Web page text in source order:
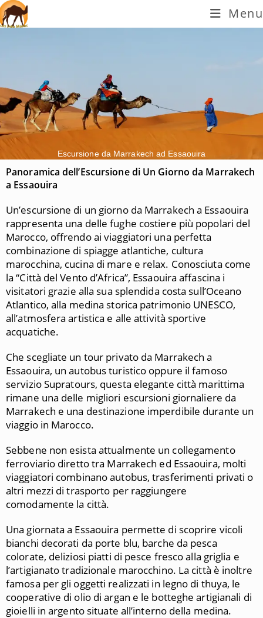
Menu
Escursione da Marrakech ad Essaouira
Panoramica dell’Escursione di Un Giorno da Marrakech
a Essaouira
Un’escursione di un giorno da Marrakech a Essaouira
rappresenta una delle fughe costiere più popolari del
Marocco, offrendo ai viaggiatori una perfetta
combinazione di spiagge atlantiche, cultura
marocchina, cucina di mare e relax. Conosciuta come
la “Città del Vento d’Africa”, Essaouira affascina i
visitatori grazie alla sua splendida costa sull’Oceano
Atlantico, alla medina storica patrimonio UNESCO,
all’atmosfera artistica e alle attività sportive
acquatiche.
Che scegliate un tour privato da Marrakech a
Essaouira, un autobus turistico oppure il famoso
servizioSupratours, questa elegante città marittima
rimane una delle migliori escursioni giornaliere da
Marrakech e una destinazione imperdibile durante un
viaggio in Marocco.
Sebbene non esista attualmente un collegamento
ferroviario diretto tra Marrakech ed Essaouira, molti
viaggiatori combinano autobus, trasferimenti privati o
altri mezzi di trasporto per raggiungere
comodamente la città.
Una giornata a Essaouira permette di scoprire vicoli
bianchi decorati da porte blu, barche da pesca
colorate, deliziosi piatti di pesce fresco alla griglia e
l’artigianato tradizionale marocchino. La città è inoltre
famosa per gli oggetti realizzati in legno di thuya, le
cooperative di olio di argan e le botteghe artigianali di
gioielli in argento situate all’interno della medina.